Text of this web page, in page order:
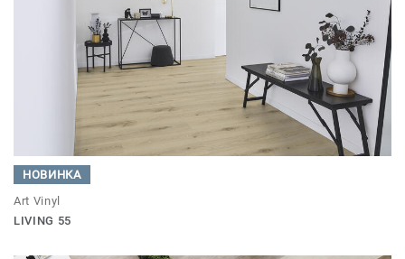
НОВИНКА
Art Vinyl
LIVING 55